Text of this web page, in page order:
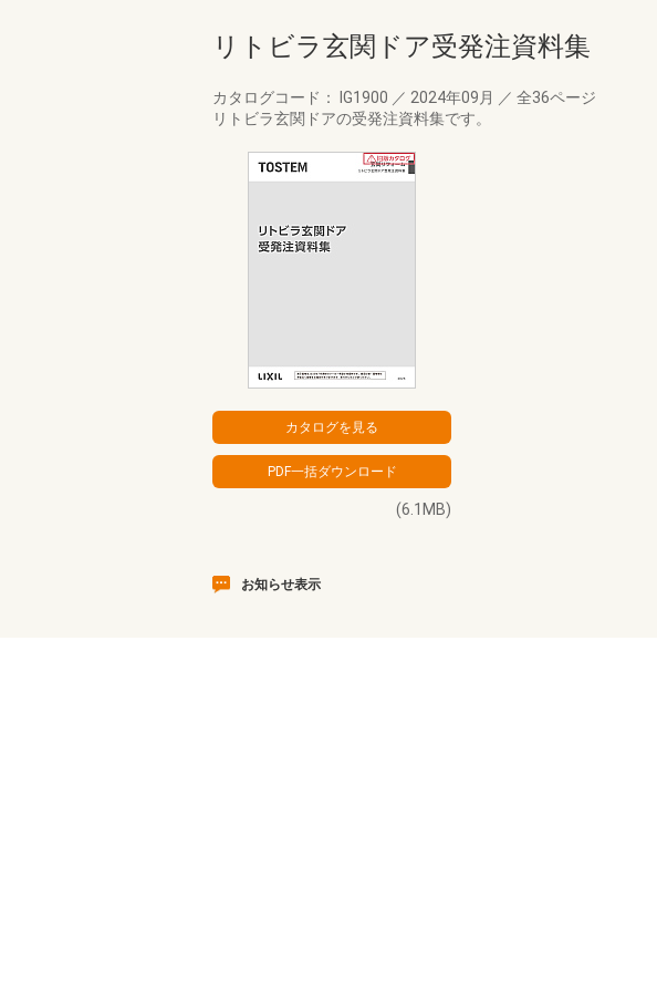
リトビラ玄関ドア受発注資料集
カタログコード： IG1900 ／ 2024年09月 ／ 全36ページ
リトビラ玄関ドアの受発注資料集です。
(6.1MB)
お知らせ表示